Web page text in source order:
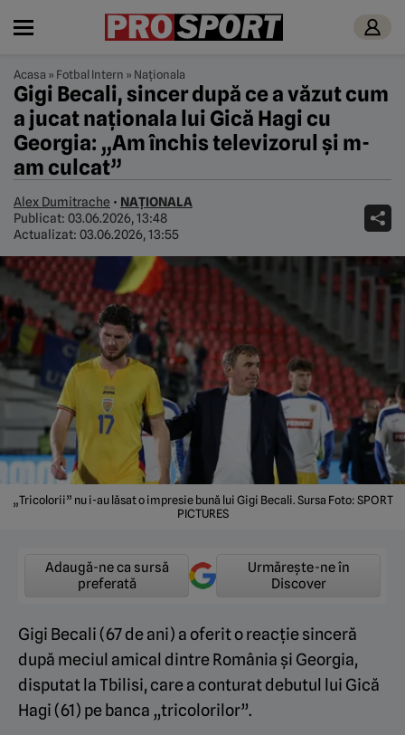
Acasa » Fotbal Intern » Naționala
Gigi Becali, sincer după ce a văzut cum
a jucat naționala lui Gică Hagi cu
Georgia: „Am închis televizorul și m-
am culcat”
Alex Dumitrache • NAȚIONALA
Publicat: 03.06.2026, 13:48
Actualizat: 03.06.2026, 13:55
„Tricolorii” nu i-au lăsat o impresie bună lui Gigi Becali. Sursa Foto: SPORT
PICTURES
Adaugă-ne ca sursă
preferată
Urmărește-ne în
Discover
Gigi Becali (67 de ani) a oferit o reacție sinceră
după meciul amical dintre România și Georgia,
disputat la Tbilisi, care a conturat debutul lui Gică
Hagi (61) pe banca „tricolorilor”.